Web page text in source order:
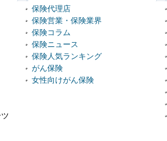
保険代理店
保険営業・保険業界
保険コラム
保険ニュース
保険人気ランキング
がん保険
女性向けがん保険